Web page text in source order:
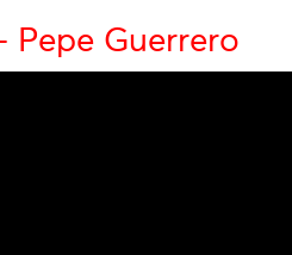
Pepe Guerrero